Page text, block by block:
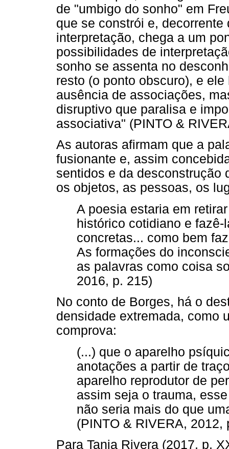
de "umbigo do sonho" em
que se constrói e,
interpretação, chega a um
possibilidades de
sonho se assenta no
resto (o ponto obscuro), e
ausência de associações,
disruptivo que paralisa e
associativa" (PINTO &
As autoras afirmam que a
fusionante e, assim
sentidos e da desconstrução
os objetos, as pessoas, os
A poesia estaria em
histórico cotidiano e
concretas... como bem
As formações do
as palavras como coisa
2016, p. 215)
No conto de Borges, há o
densidade extremada, como
comprova:
(...) que o aparelho
anotações a partir de
aparelho reprodutor de
assim seja o trauma,
não seria mais do que
(PINTO & RIVERA, 2012,
Para Tania Rivera (2017, p.